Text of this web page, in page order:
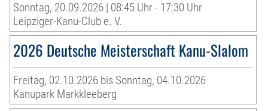
Sonntag, 20.09.2026 | 08:45 Uhr - 17:30 Uhr
Leipziger-Kanu-Club e. V.
2026 Deutsche Meisterschaft Kanu-Slalom
Freitag, 02.10.2026 bis Sonntag, 04.10.2026
Kanupark Markkleeberg